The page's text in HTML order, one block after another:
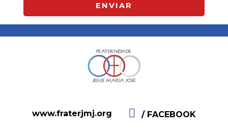
ENVIAR
www.fraterjmj.org / FACEBOOK